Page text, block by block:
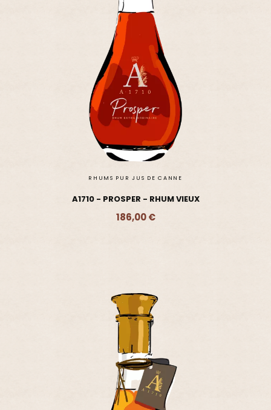
RHUMS PUR JUS DE CANNE
A1710 - PROSPER - RHUM VIEUX
186,00 €
Ajouter - 186,00 €